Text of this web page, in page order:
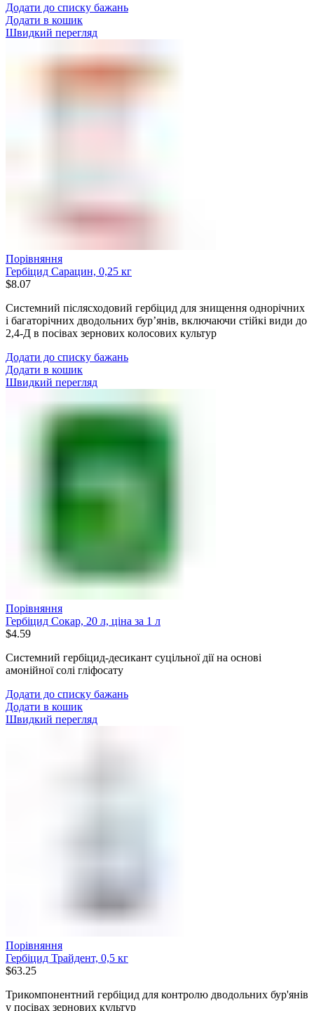
Додати до списку бажань
Додати в кошик
Швидкий перегляд
Порівняння
Гербіцид Сарацин, 0,25 кг
$8.07
Системний післясходовий гербіцид для знищення однорічних
і багаторічних дводольних бур’янів, включаючи стійкі види до
2,4-Д в посівах зернових колосових культур
Додати до списку бажань
Додати в кошик
Швидкий перегляд
Порівняння
Гербіцид Сокар, 20 л, ціна за 1 л
$4.59
Системний гербіцид-десикант суцільної дії на основі
амонійної солі гліфосату
Додати до списку бажань
Додати в кошик
Швидкий перегляд
Порівняння
Гербіцид Трайдент, 0,5 кг
$63.25
Трикомпонентний гербіцид для контролю дводольних бур'янів
у посівах зернових культур